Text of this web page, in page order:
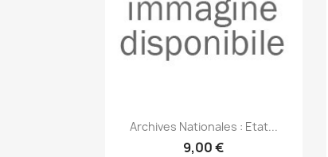
 Anteprima
Archives Nationales : Etat...
9,00 €